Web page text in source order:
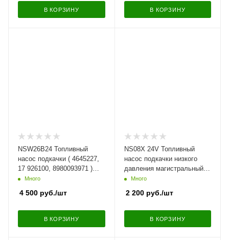
В КОРЗИНУ В КОРЗИНУ
NSW26B24 Топливный
насос подкачки ( 4645227,
17 926100, 8980093971 )
для
24В
Много
4 500 руб./шт
В КОРЗИНУ
NS08X 24V Топливный
насос подкачки низкого
давления магистральный
для дизельных,
YANMAR (119225-52102),
PERKINS, CATERPILLAR,
TAKEUCHI, ZEXEL, VRZ,
Много
2 200руб./шт
В КОРЗИНУ